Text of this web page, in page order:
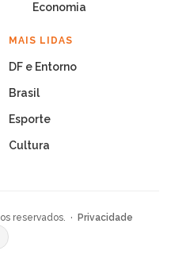
Economia
MAIS LIDAS
DF e Entorno
Brasil
Esporte
Cultura
reservados. · Privacidade